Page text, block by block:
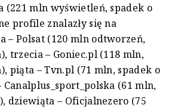
mln wyświetleń, spadek o
profile znalazły się na
– Polsat (120 mln odtworzeń,
trzecia – Goniec.pl (118 mln,
piąta – Tvn.pl (71 mln, spadek o
Canalplus_sport_polska (61 mln,
dziewiąta – Oficjalnezero (75